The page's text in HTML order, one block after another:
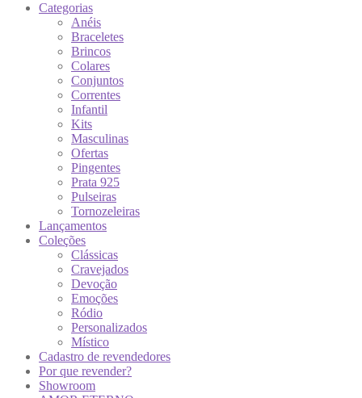
Categorias
Anéis
Braceletes
Brincos
Colares
Conjuntos
Correntes
Infantil
Kits
Masculinas
Ofertas
Pingentes
Prata 925
Pulseiras
Tornozeleiras
Lançamentos
Coleções
Clássicas
Cravejados
Devoção
Emoções
Ródio
Personalizados
Místico
Cadastro de revendedores
Por que revender?
Showroom